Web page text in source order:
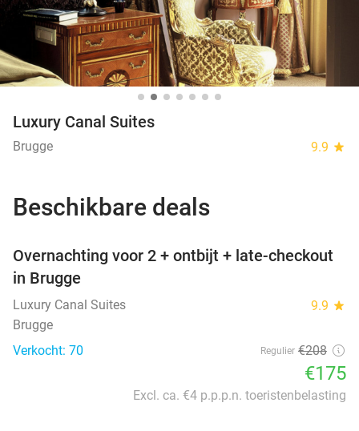
Luxury Canal Suites
Brugge 9.9 star
Beschikbare deals
Overnachting voor 2 + ontbijt + late-checkout
in Brugge
Luxury Canal Suites 9.9 star
Brugge
Verkocht: 70
Regulier €208
€175
Excl. ca. €4 p.p.p.n. toeristenbelasting